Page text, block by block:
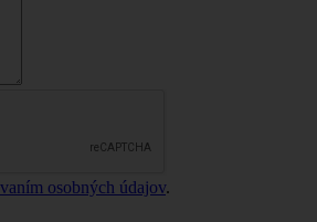
osobných údajov.